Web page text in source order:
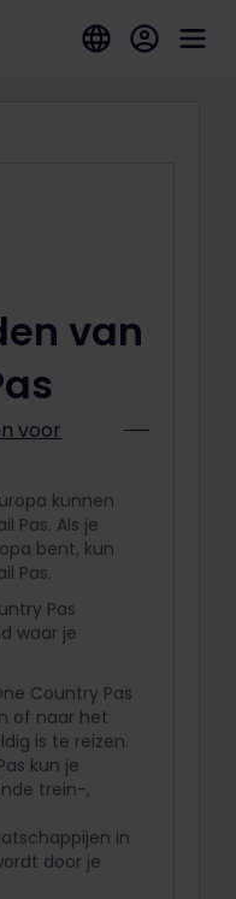
van
voor
kunnen
Pas. Als je
bent, kun
Pas.
Pas
waar je
Country Pas
of naar het
is te reizen.
kun je
trein-,
in
door je